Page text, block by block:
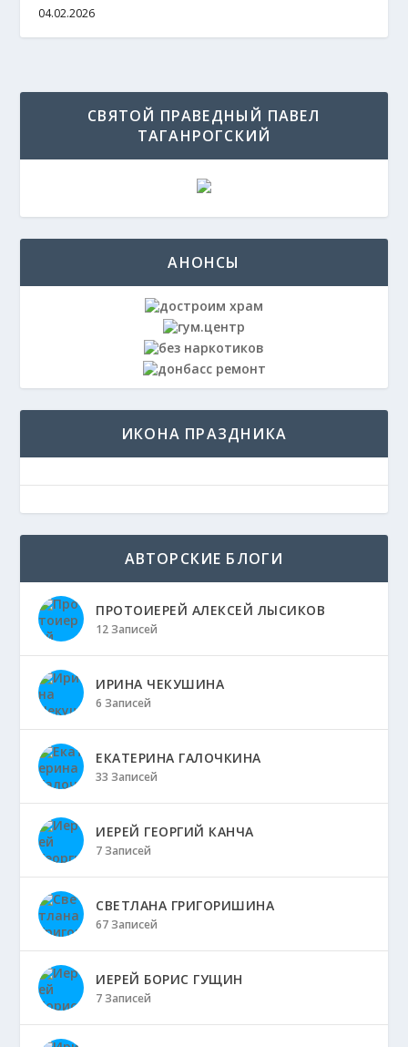
04.02.2026
СВЯТОЙ ПРАВЕДНЫЙ ПАВЕЛ
ТАГАНРОГСКИЙ
АНОНСЫ
ИКОНА ПРАЗДНИКА
АВТОРСКИЕ БЛОГИ
ПРОТОИЕРЕЙ АЛЕКСЕЙ ЛЫСИКОВ
12 Записей
ИРИНА ЧЕКУШИНА
6 Записей
ЕКАТЕРИНА ГАЛОЧКИНА
33 Записей
ИЕРЕЙ ГЕОРГИЙ КАНЧА
7 Записей
СВЕТЛАНА ГРИГОРИШИНА
67 Записей
ИЕРЕЙ БОРИС ГУЩИН
7 Записей